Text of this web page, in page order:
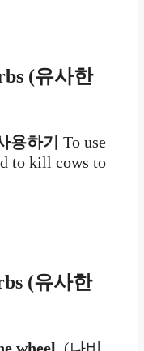
(유사한
용하기 To use
to kill cows to
(유사한
wheel. (나비